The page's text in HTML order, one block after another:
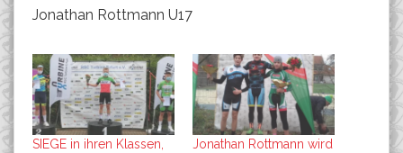
Jonathan Rottmann U17
SIEGE in ihren Klassen,
Jonathan Rottmann wird